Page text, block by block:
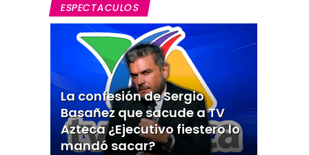
ESPECTACULOS
La confesión de Sergio
Basañez que sacude a TV
Azteca ¿Ejecutivo fiestero lo
mandó sacar?